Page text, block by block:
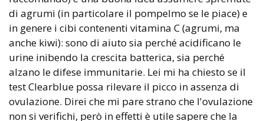
di agrumi (in particolare il pompelmo se le piace) e
in genere i cibi contenenti vitamina C (agrumi, ma
anche kiwi): sono di aiuto sia perché acidificano le
urine inibendo la crescita batterica, sia perché
alzano le difese immunitarie. Lei mi ha chiesto se il
test Clearblue possa rilevare il picco in assenza di
ovulazione. Direi che mi pare strano che l'ovulazione
non si verifichi, però in effetti è utile sapere che la